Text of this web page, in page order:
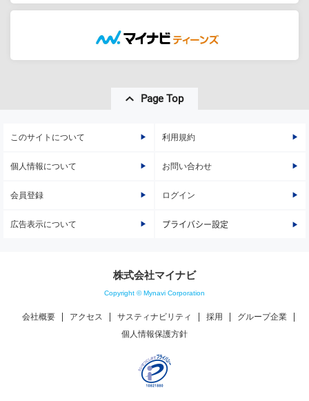
Page Top
このサイトについて 利用規約
個人情報について お問い合わせ
会員登録 ログイン
広告表示について プライバシー設定
株式会社マイナビ
Copyright © Mynavi Corporation
会社概要 アクセス サスティナビリティ 採用
グループ企業
個人情報保護方針